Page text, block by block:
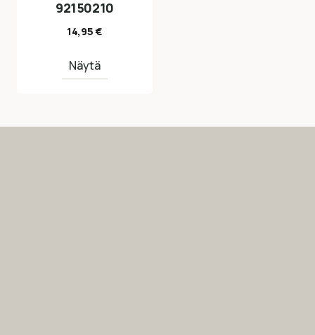
92150210
14,95€
Näytä